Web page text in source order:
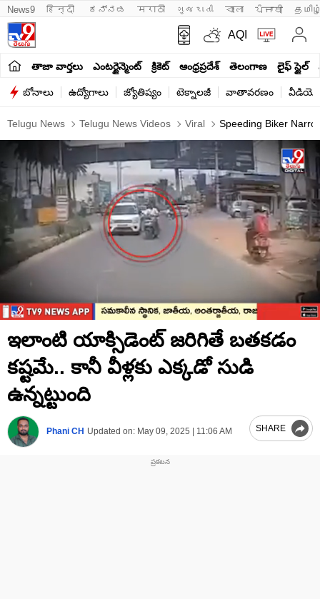
News9 हिन्दी ಕನ್ನಡ मराठी ગુજરાતી বাংলা ਪੰਜਾਬੀ
AQI
తాజా వార్తలు ఎంటర్టైన్మెంట్ క్రికెట్ ఆంధ్రప్రదేశ్ తెలంగాణ లైఫ్ స్టైల్
బోనాలు ఉద్యోగాలు జ్యోతిష్యం టెక్నాలజీ వాతావరణం
Telugu News Telugu News Videos Viral Speeding Biker
seconds
minute,
seconds
ఇలాంటి యాక్సిడెంట్‌ జరిగితే బతకడం
కష్టమే.. కానీ వీళ్లకు ఎక్కడో సుడి
ఉన్నట్టుంది
Phani CH Updated on: May 09, 2025 | 11:06 AM SHARE